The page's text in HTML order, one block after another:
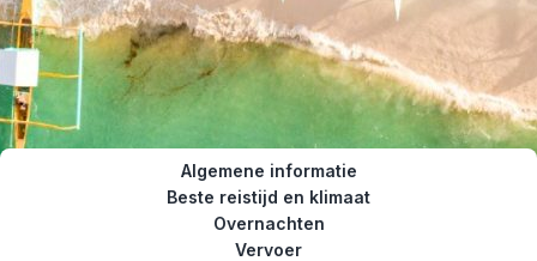
Algemene informatie
Beste reistijd en klimaat
Overnachten
Vervoer